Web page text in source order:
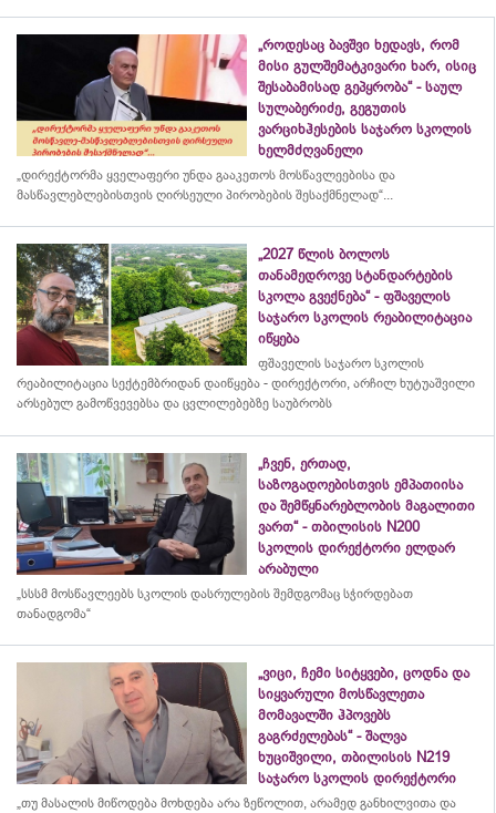
„როდესაც ბავშვი ხედავს, რომ
მისი გულშემატკივარი ხარ, ისიც
შესაბამისად გეპყრობა“ - საულ
სულაბერიძე, გეგუთის
ვარციხჰესების საჯარო სკოლის
ხელმძღვანელი
„დირექტორმა ყველაფერი უნდა გააკეთოს მოსწავლეებისა და
მასწავლებლებისთვის ღირსეული პირობების შესაქმნელად“...
„2027 წლის ბოლოს
თანამედროვე სტანდარტების
სკოლა გვექნება“ - ფშაველის
საჯარო სკოლის რეაბილიტაცია
იწყება
ფშაველის საჯარო სკოლის
რეაბილიტაცია სექტემბრიდან დაიწყება - დირექტორი, არჩილ ხუტუაშვილი
არსებულ გამოწვევებსა და ცვლილებებზე საუბრობს
„ჩვენ, ერთად,
საზოგადოებისთვის ემპათიისა
და შემწყნარებლობის მაგალითი
ვართ“ - თბილისის N200
სკოლის დირექტორი ელდარ
არაბული
„სსსმ მოსწავლეებს სკოლის დასრულების შემდგომაც სჭირდებათ
თანადგომა“
„ვიცი, ჩემი სიტყვები, ცოდნა და
სიყვარული მოსწავლეთა
მომავალში ჰპოვებს
გაგრძელებას“ - შალვა
ხუციშვილი, თბილისის N219
საჯარო სკოლის დირექტორი
„თუ მასალის მიწოდება მოხდება არა ზეწოლით, არამედ განხილვითა და